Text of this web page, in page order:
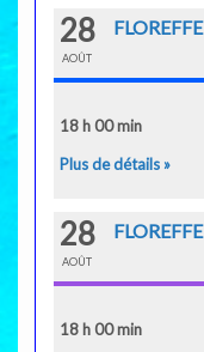
28
AOÛT
FLOREFFE
18 h 00 min
Plus de détails »
28
AOÛT
FLOREFFE
18 h 00 min